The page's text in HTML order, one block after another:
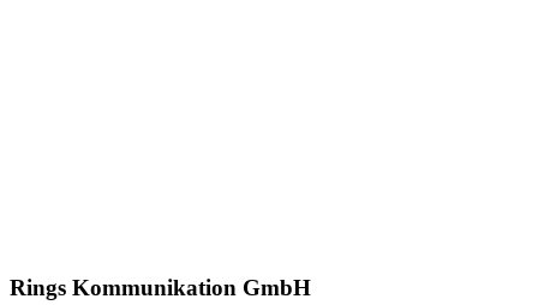
Rings Kommunikation GmbH